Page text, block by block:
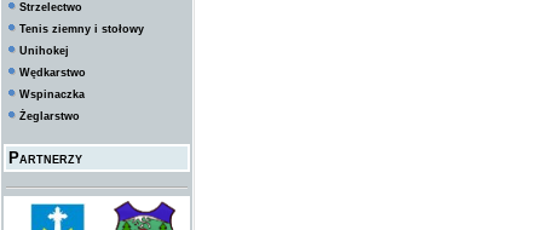
Strzelectwo
Tenis ziemny i stołowy
Unihokej
Wędkarstwo
Wspinaczka
Żeglarstwo
Partnerzy